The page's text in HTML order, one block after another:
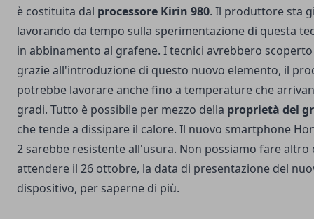
è costituita dal processore Kirin 980. Il produttore sta
lavorando da tempo sulla sperimentazione di questa
in abbinamento al grafene. I tecnici avrebbero
grazie all'introduzione di questo nuovo elemento, il
potrebbe lavorare anche fino a temperature che
gradi. Tutto è possibile per mezzo della proprietà del
che tende a dissipare il calore. Il nuovo smartphone
2 sarebbe resistente all'usura. Non possiamo fare altro
attendere il 26 ottobre, la data di presentazione del
dispositivo, per saperne di più.